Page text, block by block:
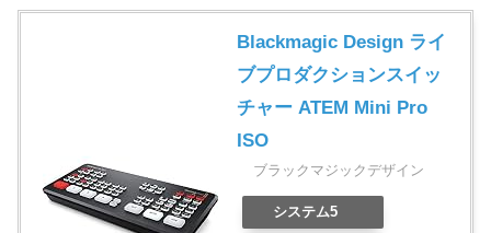
Blackmagic Design ライ
ブプロダクションスイッ
チャー ATEM Mini Pro
ISO
ブラックマジックデザイン
システム5